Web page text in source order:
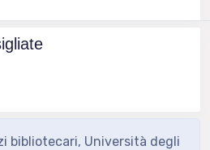
bibliotecari, Università degli